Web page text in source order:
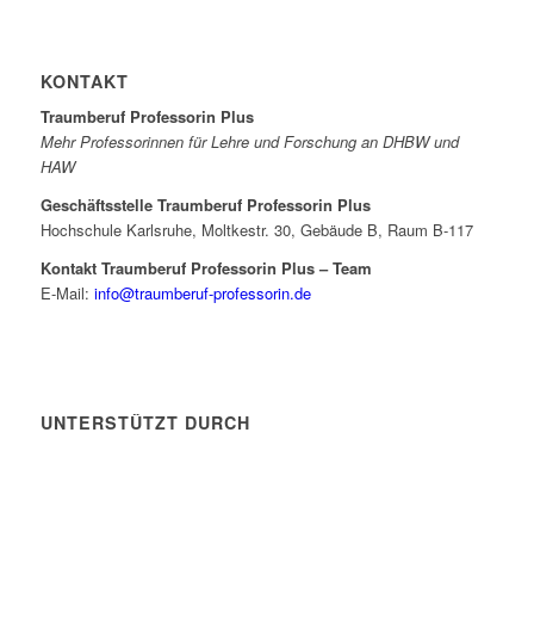
KONTAKT
Traumberuf Professorin Plus
Mehr Professorinnen für Lehre und Forschung an DHBW und
HAW
Geschäftsstelle Traumberuf Professorin Plus
Hochschule Karlsruhe, Moltkestr. 30, Gebäude B, Raum B-117
Kontakt Traumberuf Professorin Plus – Team
E-Mail: info@traumberuf-professorin.de
UNTERSTÜTZT DURCH